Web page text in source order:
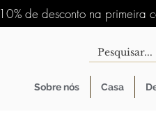
10% de desconto na primeira
Sobre nós Casa